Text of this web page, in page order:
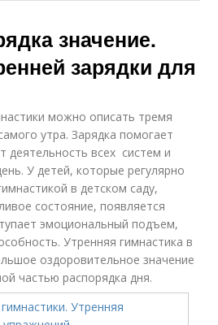
значение.
зарядки для
можно описать тремя
утра. Зарядка помогает
деятельность всех систем и
У детей, которые регулярно
в детском саду,
состояние, появляется
эмоциональный подъем,
Утренняя гимнастика в
оздоровительное значение
частью распорядка дня.